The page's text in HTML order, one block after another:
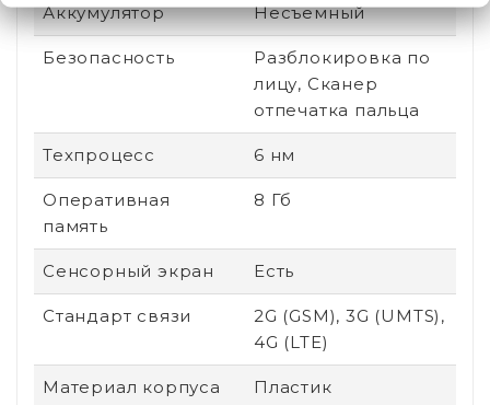
Аккумулятор Несъемный
Безопасность
Разблокировка по
лицу, Сканер
отпечатка пальца
Техпроцесс 6 нм
Оперативная
память
8 Гб
Сенсорный экран Есть
Стандарт связи
2G (GSM), 3G (UMTS),
4G (LTE)
Материал корпуса Пластик